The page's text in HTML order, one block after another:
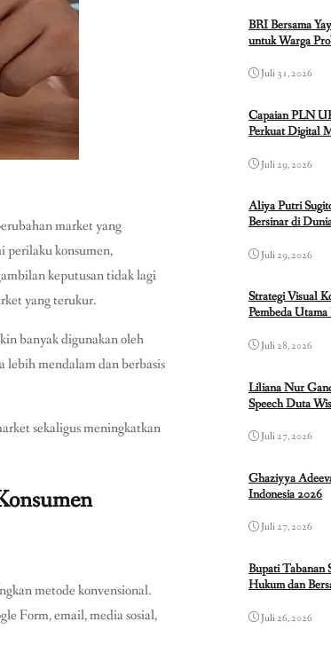
market yang
perilaku konsumen,
keputusan tidak lagi
yang terukur.
banyak digunakan oleh
lebih mendalam dan berbasis
sekaligus meningkatkan
metode konvensional.
Form, email, media sosial,
BRI Bersama
untuk Warga
Juli 31, 2026
Capaian PLN
Perkuat Digital
Juli 29, 2026
Aliya Putri
Bersinar di
Juli 29, 2026
Strategi Visual
Pembeda
Juli 28, 2026
Liliana Nur
Speech Duta
Juli 27, 2026
Ghaziyya
Indonesia 2026
Juli 27, 2026
Bupati Tabanan
Hukum dan
Juli 26, 2026